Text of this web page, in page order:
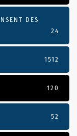
DES
24
1512
120
52